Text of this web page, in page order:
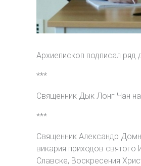
Архиепископ подписал ряд
***
Священник Дык Лонг Чан
***
Священник Александр
викария приходов
Славске, Воскресения